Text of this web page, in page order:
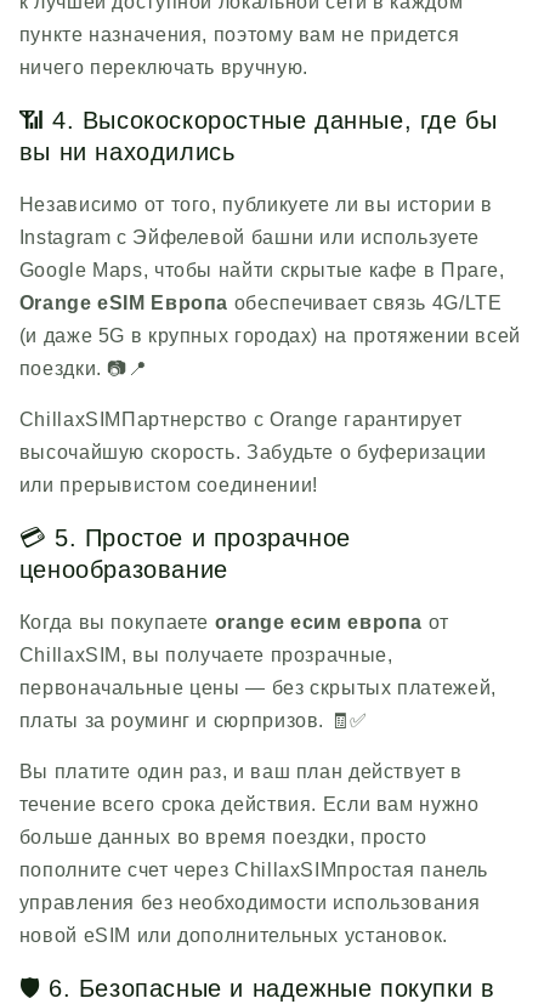
пункте назначения, поэтому вам не придется
ничего переключать вручную.
📶 4. Высокоскоростные данные, где бы
вы ни находились
Независимо от того, публикуете ли вы истории в
Instagram с Эйфелевой башни или используете
Google Maps, чтобы найти скрытые кафе в Праге,
Orange eSIM Европа обеспечивает связь 4G/LTE
(и даже 5G в крупных городах) на протяжении всей
поездки. 📷📍
ChillaxSIM Партнерство с Orange гарантирует
высочайшую скорость. Забудьте о буферизации
или прерывистом соединении!
💳 5. Простое и прозрачное
ценообразование
Когда вы покупаете orange есим европа от
ChillaxSIM , вы получаете прозрачные,
первоначальные цены — без скрытых платежей,
платы за роуминг и сюрпризов. 🧾✅
Вы платите один раз, и ваш план действует в
течение всего срока действия. Если вам нужно
больше данных во время поездки, просто
пополните счет через ChillaxSIMпростая панель
управления без необходимости использования
новой eSIM или дополнительных установок.
🛡️ 6. Безопасные и надежные покупки в